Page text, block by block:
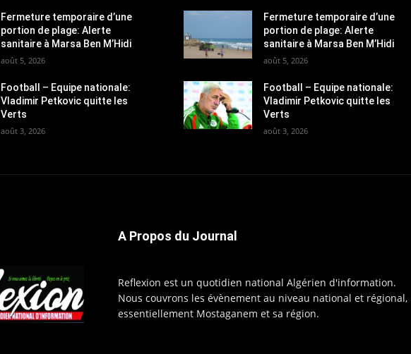
Fermeture temporaire d’une
portion de plage: Alerte
sanitaire à Marsa Ben M’Hidi
août 5, 2026
Football – Equipe nationale:
Vladimir Petkovic quitte les
Verts
août 3, 2026
Fermeture temporaire d’une
portion de plage: Alerte
sanitaire à Marsa Ben M’Hidi
août 5, 2026
Football – Equipe nationale:
Vladimir Petkovic quitte les
Verts
août 3, 2026
A Propos du Journal
Reflexion est un quotidien national Algérien d'information.
Nous couvrons les évènement au niveau national et régional,
essentiellement Mostaganem et sa région.